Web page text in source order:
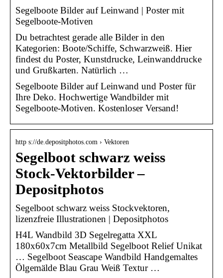
Segelboote Bilder auf Leinwand | Poster mit
Segelboote-Motiven
Du betrachtest gerade alle Bilder in den
Kategorien: Boote/Schiffe, Schwarzweiß. Hier
findest du Poster, Kunstdrucke, Leinwanddrucke
und Grußkarten. Natürlich …
Segelboote Bilder auf Leinwand und Poster für
Ihre Deko. Hochwertige Wandbilder mit
Segelboote-Motiven. Kostenloser Versand!
http s://de.depositphotos.com › Vektoren
Segelboot schwarz weiss
Stock-Vektorbilder –
Depositphotos
Segelboot schwarz weiss Stockvektoren,
lizenzfreie Illustrationen | Depositphotos
H4L Wandbild 3D Segelregatta XXL
180x60x7cm Metallbild Segelboot Relief Unikat
… Segelboot Seascape Wandbild Handgemaltes
Ölgemälde Blau Grau Weiß Textur …